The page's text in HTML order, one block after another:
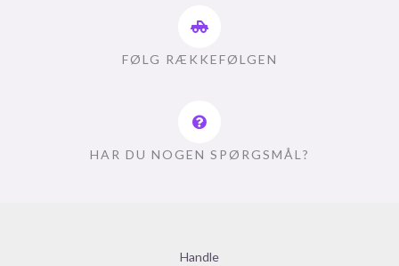
FØLG RÆKKEFØLGEN
HAR DU NOGEN SPØRGSMÅL?
Handle